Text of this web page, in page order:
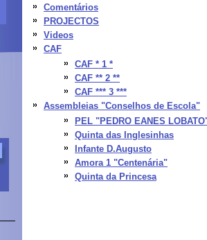
Comentários
PROJECTOS
Videos
CAF
CAF * 1 *
CAF ** 2 **
CAF *** 3 ***
Assembleias "Conselhos de Escola"
PEL "PEDRO EANES
Quinta das Inglesinhas
Infante D.Augusto
Amora 1 "Centenária"
Quinta da Princesa